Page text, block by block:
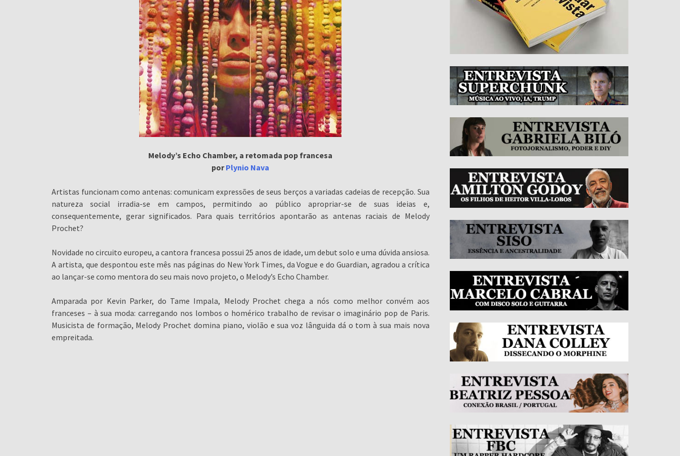
Melody’s Echo Chamber, a retomada pop francesa
porPlynio Nava
Artistas funcionam como antenas: comunicam expressões de seus berços a variadas cadeias de recepção. Sua
natureza social irradia-se em campos, permitindo ao público apropriar-se de suas ideias e,
consequentemente, gerar significados. Para quais territórios apontarão as antenas raciais de Melody
Prochet?
Novidade no circuito europeu, a cantora francesa possui 25 anos de idade, um debut solo e uma dúvida ansiosa.
A artista, que despontou este mês nas páginas do New York Times, da Vogue e do Guardian, agradou a crítica
ao lançar-se como mentora do seu mais novo projeto, o Melody’s Echo Chamber.
Amparada por Kevin Parker, do Tame Impala, Melody Prochet chega a nós como melhor convém aos
franceses – à sua moda: carregando nos lombos o homérico trabalho de revisar o imaginário pop de Paris.
Musicista de formação, Melody Prochet domina piano, violão e sua voz lânguida dá o tom à sua mais nova
empreitada.